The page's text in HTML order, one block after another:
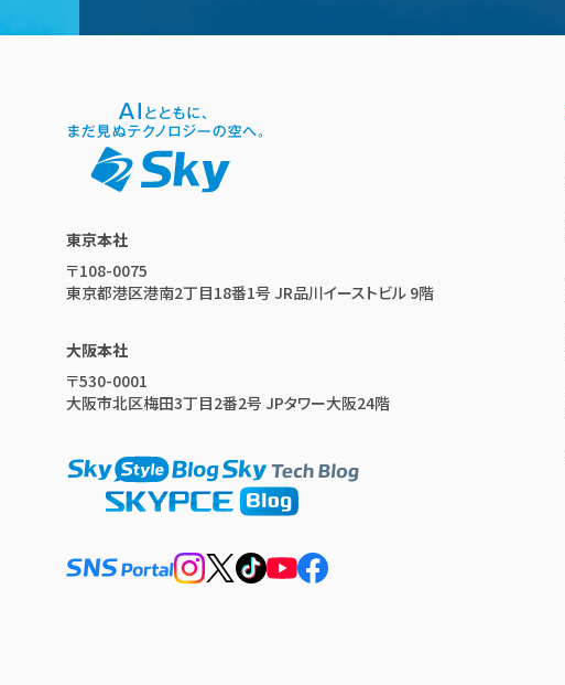
東京本社
〒108-0075
東京都港区港南2丁目18番1号 JR品川イーストビル 9階
大阪本社
〒530-0001
大阪市北区梅田3丁目2番2号 JPタワー大阪24階